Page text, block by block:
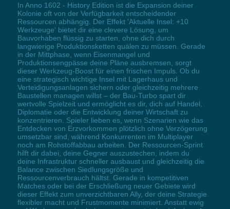
In Anno 1602 - History Edition ist die Expansion deiner
Kolonie oft von der Verfügbarkeit entscheidender
Ressourcen abhängig. Der Effekt 'Aktuelle Insel: +10
Werkzeuge' bietet dir eine clevere Lösung, um
Bauvorhaben flüssig zu starten, ohne dich durch
langwierige Produktionsketten quälen zu müssen. Gerade
in der Mittphase, wenn Eisenmangel und
Produktionsengpässe deine Pläne ausbremsen, sorgt
dieser Werkzeug-Boost für einen frischen Impuls. Ob du
eine strategisch wichtige Insel mit Lagerhaus und
Verteidigungsanlagen sichern oder gleichzeitig mehrere
Baustellen managen willst – der Bau-Turbo spart dir
wertvolle Spielzeit und ermöglicht es dir, dich auf Handel,
Diplomatie oder die Entwicklung deiner Wirtschaft zu
konzentrieren. Spieler lieben es, wenn Szenarien wie das
Entdecken von Erzvorkommen plötzlich ohne Verzögerung
umsetzbar sind, während Konkurrenten im Multiplayer
noch am Rohstoffabbau arbeiten. Der Ressourcen-Sprint
hilft dir dabei, deine Gegner auszustechen, indem du
deine Infrastruktur schneller ausbaust und gleichzeitig die
Balance zwischen Siedlungsgröße und
Ressourcenverbrauch hältst. Gerade in kompetitiven
Matches oder bei der Erschließung neuer Gebiete wird
dieser Effekt zum unverzichtbaren Ally, der deine Strategie
flexibler macht und Frustmomente minimiert. Anstatt ewig